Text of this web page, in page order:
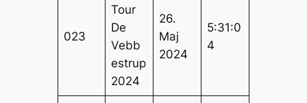
023
Tour
De
Vebb
estrup
2024
26.
Maj
2024
5:31:0
4